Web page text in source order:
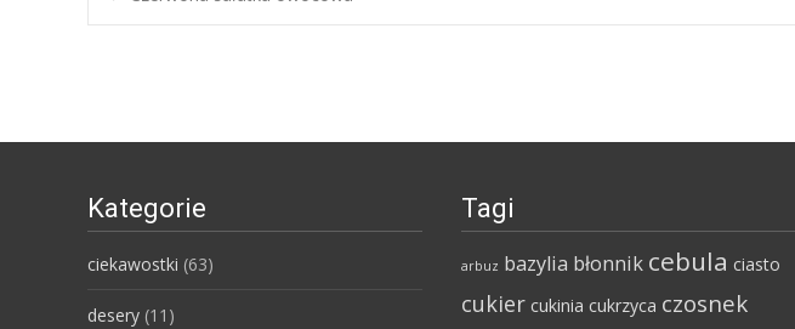
Kategorie
ciekawostki (63)
desery (11)
Tagi
arbuz bazylia błonnik cebula ciasto
cukier cukinia cukrzyca czosnek